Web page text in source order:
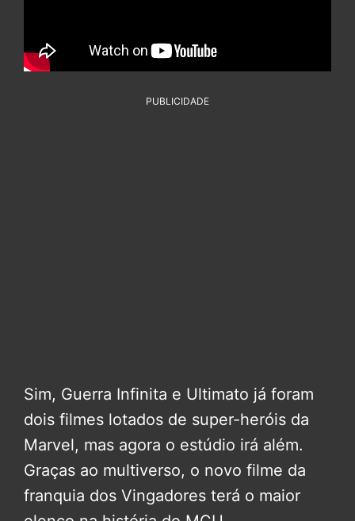
PUBLICIDADE
Sim, Guerra Infinita e Ultimato já foram
dois filmes lotados de super-heróis da
Marvel, mas agora o estúdio irá além.
Graças ao multiverso, o novo filme da
franquia dos Vingadores terá o maior